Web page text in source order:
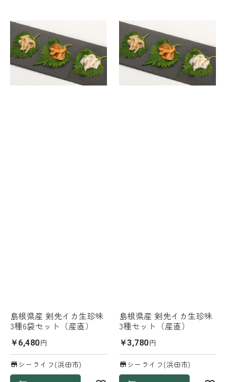
島根県産 剣先イカ生珍味
3種6袋セット（産直）
￥6,480円
シーライフ(浜田市)
島根県産 剣先イカ生珍味
3種セット（産直）
￥3,780円
シーライフ(浜田市)